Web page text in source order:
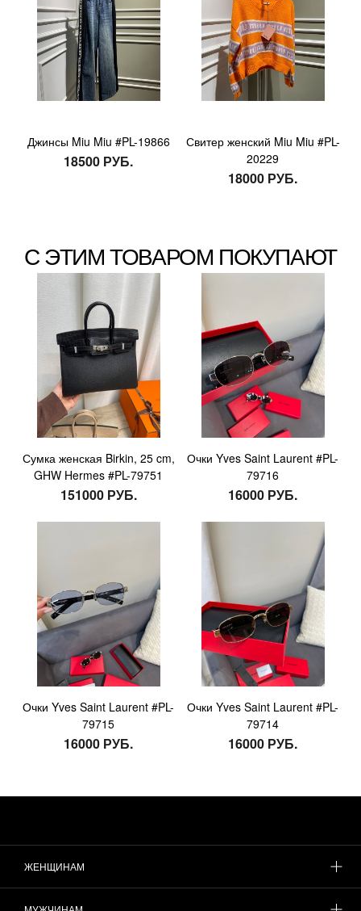
Джинсы Miu Miu #PL-19866
18500 РУБ.
Свитер женский Miu Miu #PL-
20229
18000 РУБ.
С ЭТИМ ТОВАРОМ ПОКУПАЮТ
Сумка женская Birkin, 25 cm,
GHW Hermes #PL-79751
151000 РУБ.
Очки Yves Saint Laurent #PL-
79716
16000 РУБ.
Очки Yves Saint Laurent #PL-
79715
16000 РУБ.
Очки Yves Saint Laurent #PL-
79714
16000 РУБ.
ЖЕНЩИНАМ